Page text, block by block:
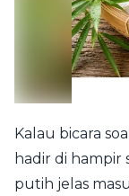
Kalau bicara
hadir di hampir
putih jelas